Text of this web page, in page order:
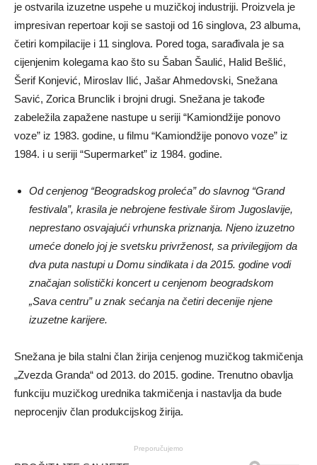
je ostvarila izuzetne uspehe u muzičkoj industriji. Proizvela je
impresivan repertoar koji se sastoji od 16 singlova, 23 albuma,
četiri kompilacije i 11 singlova. Pored toga, sarađivala je sa
cijenjenim kolegama kao što su Šaban Šaulić, Halid Bešlić,
Šerif Konjević, Miroslav Ilić, Jašar Ahmedovski, Snežana
Savić, Zorica Brunclik i brojni drugi. Snežana je takođe
zabeležila zapažene nastupe u seriji “Kamiondžije ponovo
voze” iz 1983. godine, u filmu “Kamiondžije ponovo voze” iz
1984. i u seriji “Supermarket” iz 1984. godine.
Od cenjenog “Beogradskog proleća” do slavnog “Grand
festivala”, krasila je nebrojene festivale širom Jugoslavije,
neprestano osvajajući vrhunska priznanja. Njeno izuzetno
umeće donelo joj je svetsku privrženost, sa privilegijom da
dva puta nastupi u Domu sindikata i da 2015. godine vodi
značajan solistički koncert u cenjenom beogradskom
„Sava centru” u znak sećanja na četiri decenije njene
izuzetne karijere.
Snežana je bila stalni član žirija cenjenog muzičkog takmičenja
„Zvezda Granda“ od 2013. do 2015. godine. Trenutno obavlja
funkciju muzičkog urednika takmičenja i nastavlja da bude
neprocenjiv član produkcijskog žirija.
Preporučujemo